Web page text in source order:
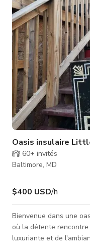
changer selon
auprès de l'h
Oasis insulaire
60+ invités
Baltimore, MD
$400 USD/h
Bienvenue dans une
où la détente
luxuriante et de